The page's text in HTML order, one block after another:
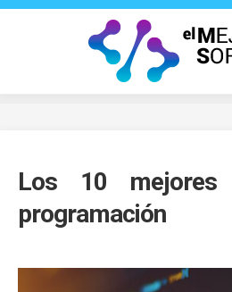
Saltar
Los 10 mejores
programación